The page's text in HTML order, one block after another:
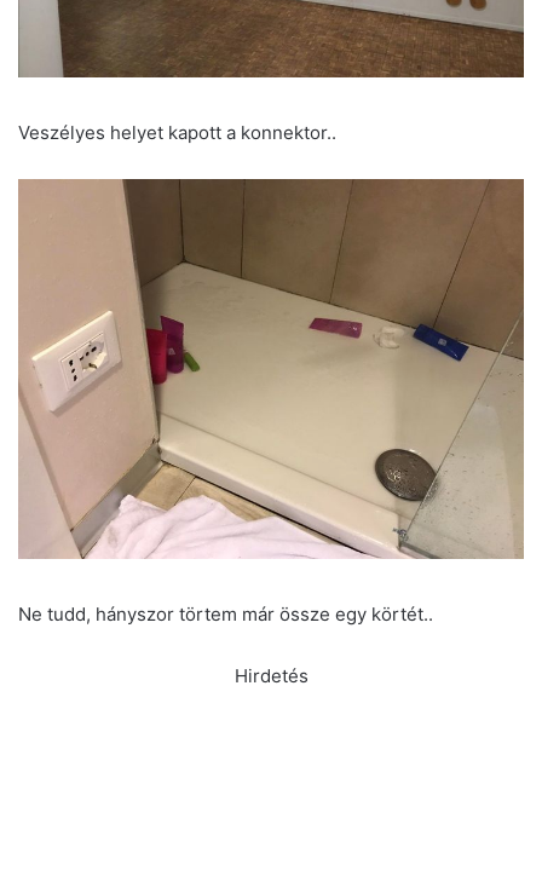
Veszélyes helyet kapott a konnektor..
Ne tudd, hányszor törtem már össze egy körtét..
Hirdetés